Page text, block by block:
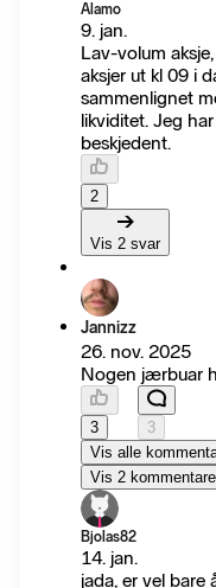
Alamo
9. jan.
Lav-volum
aksjer ut kl 09 i
sammenlignet
likviditet. Jeg
beskjedent.
2
Vis 2 svar
Jannizz
26. nov. 2025
Nogen jærbuar
3
3
Vis alle
Vis 2
Bjolas82
14. jan.
jada, er vel bare